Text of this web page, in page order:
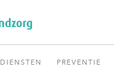
DIENSTEN PREVENTIE